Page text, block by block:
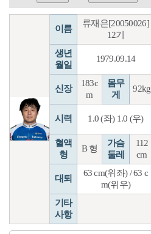
이름
류재은[20050026]
12기
생년
월일
1979.09.14
신장
183c
m
몸무
게
92kg
시력 1.0 (좌) 1.0 (우)
혈액
형
B 형
가슴
둘레
112
cm
대퇴
63 cm(위좌) / 63 c
m(위우)
기타
사항